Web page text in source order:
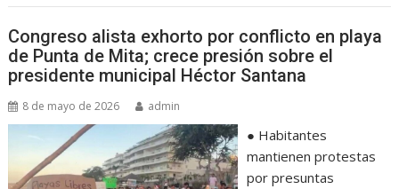
Congreso alista exhorto por conflicto en playa
de Punta de Mita; crece presión sobre el
presidente municipal Héctor Santana
8 de mayo de 2026 admin
● Habitantes
mantienen protestas
por presuntas